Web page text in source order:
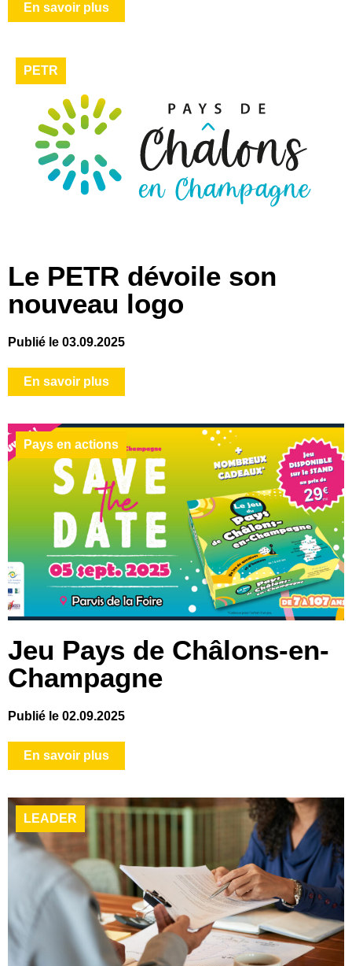
En savoir plus
PETR
Le PETR dévoile son
nouveau logo
Publié le 03.09.2025
En savoir plus
Pays en actions
Jeu Pays de Châlons-en-
Champagne
Publié le 02.09.2025
En savoir plus
LEADER